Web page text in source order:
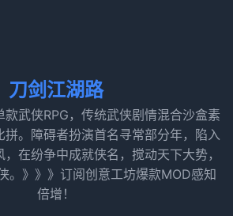
刀剑江湖路
款武侠RPG，传统武侠剧情混合沙盒素
。障碍者扮演首名寻常部分年，陷入
在纷争中成就侠名，搅动天下大势，
。》》》订阅创意工坊爆款MOD感知
倍增！